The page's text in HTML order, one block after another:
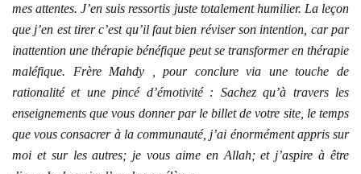
mes attentes. J’en suis ressortis juste totalement humilier. La leçon
que j’en est tirer c’est qu’il faut bien réviser son intention, car par
inattention une thérapie bénéfique peut se transformer en thérapie
maléfique. Frère Mahdy , pour conclure via une touche de
rationalité et une pincé d’émotivité : Sachez qu’à travers les
enseignements que vous donner par le billet de votre site, le temps
que vous consacrer à la communauté, j’ai énormément appris sur
moi et sur les autres; je vous aime en Allah; et j’aspire à être